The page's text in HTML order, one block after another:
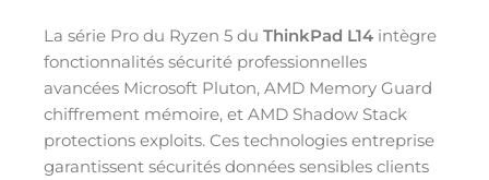
La série Pro du Ryzen 5 du ThinkPad L14 intègre
fonctionnalités sécurité professionnelles
avancées Microsoft Pluton, AMD Memory Guard
chiffrement mémoire, et AMD Shadow Stack
protections exploits. Ces technologies entreprise
garantissent sécurités données sensibles clients